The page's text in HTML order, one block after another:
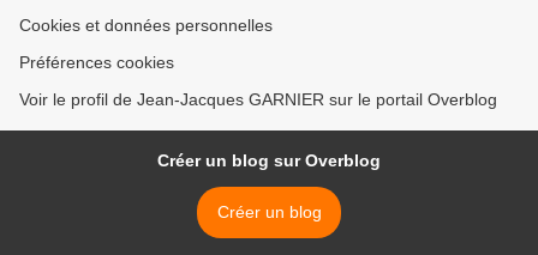
Cookies et données personnelles
Préférences cookies
Voir le profil de Jean-Jacques GARNIER sur le portail Overblog
Créer un blog sur Overblog
Créer un blog